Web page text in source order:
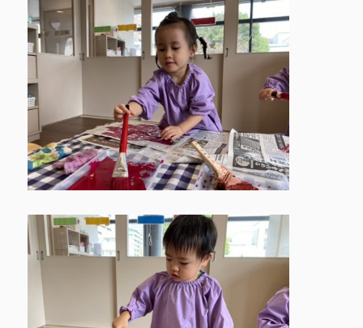
鳩の子保育園の特色
▶
園での生活 ▶
代表挨拶 ▶ おしらせ ▶
ときわ園アクセス ▶ みずほ園アクセス ▶
城北園アクセス ▶
instagram お問合せ 採用情報